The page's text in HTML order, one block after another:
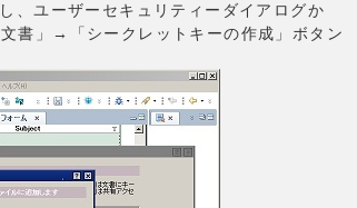
、ユーザーセキュリティーダイアログか
書」→「シークレットキーの作成」ボタン